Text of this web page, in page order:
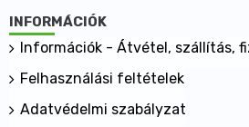
INFORMÁCIÓK
Információk - Átvétel, szállítás,
Felhasználási feltételek
Adatvédelmi szabályzat